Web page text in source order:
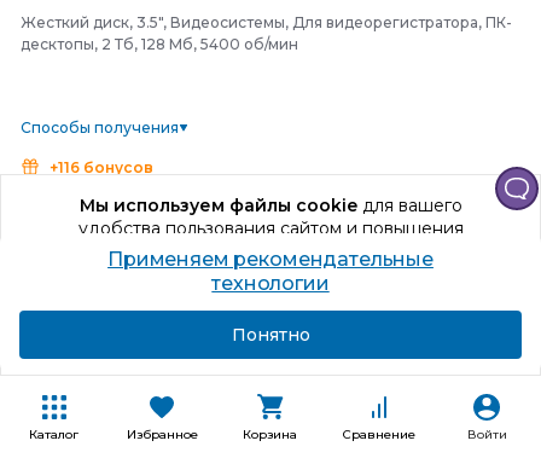
Каталог Избранное Корзина Сравнение Войти
Мы используем файлы cookieдля вашего
удобства пользования сайтом и повышения
качества рекомендаций.
Продолжая использование сайта, вы даете
согласие на обработку персональных данных
Жесткий диск, 3.5", Видеосистемы, Для видеорегистратора, ПК-
десктопы, 2 Тб, 128 Мб, 5400 об/мин
Способы получения
+116 бонусов
13 188₽
В корзину
Купить в один клик
Применяем рекомендательные
технологии
Понятно